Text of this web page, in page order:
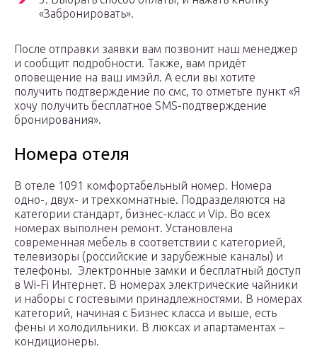
«Забронировать».
После отправки заявки вам позвонит наш менеджер
и сообщит подробности. Также, вам придёт
оповещение на ваш имэйл. А если вы хотите
получить подтверждение по смс, то отметьте пункт «Я
хочу получить бесплатное SMS-подтверждение
бронирования».
Номера отеля
В отеле 1091 комфортабельный номер. Номера
одно-, двух- и трехкомнатные. Подразделяются на
категории стандарт, бизнес-класс и Vip. Во всех
номерах выполнен ремонт. Установлена
современная мебель в соответствии с категорией,
телевизоры (российские и зарубежные каналы) и
телефоны. Электронные замки и бесплатный доступ
в Wi-Fi Интернет. В номерах электрические чайники
и наборы с гостевыми принадлежностями. В номерах
категорий, начиная с Бизнес класса и выше, есть
фены и холодильники. В люксах и апартаментах –
кондиционеры.